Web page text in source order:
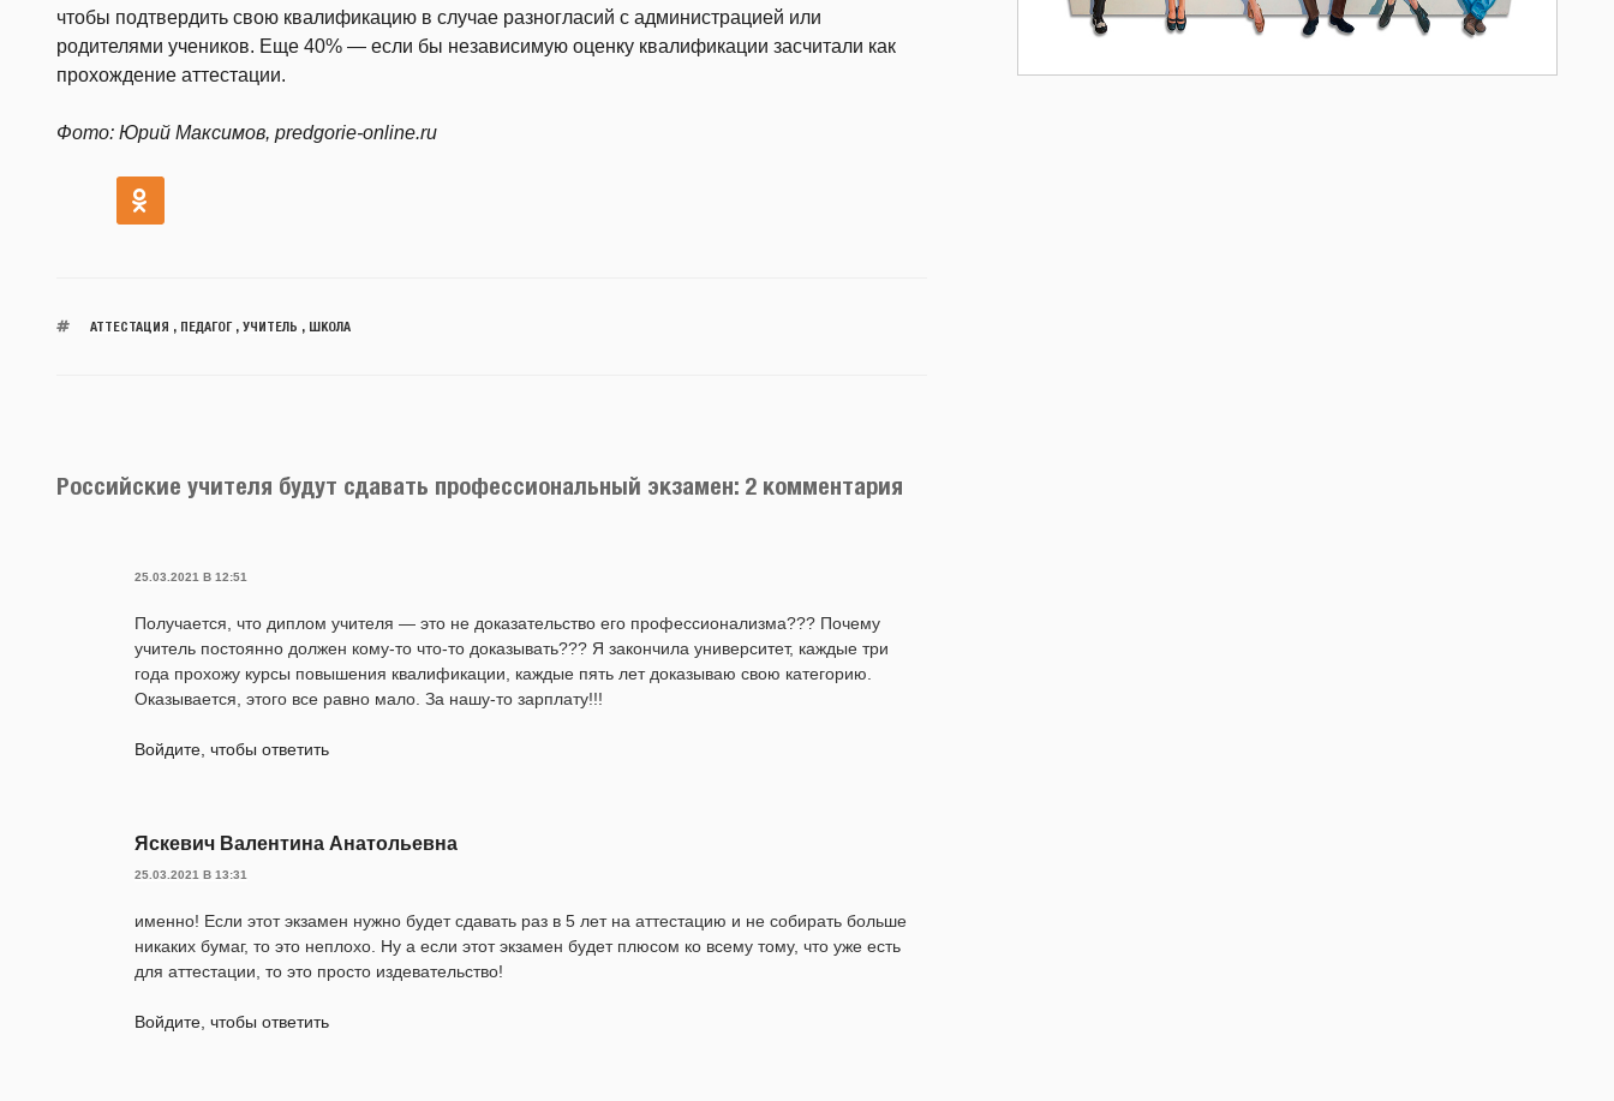
чтобы подтвердить свою квалификацию в случае разногласий с администрацией или
родителями учеников. Еще 40% — если бы независимую оценку квалификации засчитали как
прохождение аттестации.
Фото: Юрий Максимов, predgorie-online.ru
АТТЕСТАЦИЯ ПЕДАГОГ, УЧИТЕЛЬ ШКОЛА
Российские учителя будут сдавать профессиональный экзамен: 2 комментария
25.03.2021 В 12:51
Получается, что диплом учителя — это не доказательство его профессионализма??? Почему
учитель постоянно должен кому-то что-то доказывать??? Я закончила университет, каждые три
года прохожу курсы повышения квалификации, каждые пять лет доказываю свою категорию.
Оказывается, этого все равно мало. За нашу-то зарплату!!!
Войдите, чтобы ответить
Яскевич Валентина Анатольевна
25.03.2021 В 13:31
именно! Если этот экзамен нужно будет сдавать раз в 5 лет на аттестацию и не собирать больше
никаких бумаг, то это неплохо. Ну а если этот экзамен будет плюсом ко всему тому, что уже есть
для аттестации, то это просто издевательство!
Войдите, чтобы ответить